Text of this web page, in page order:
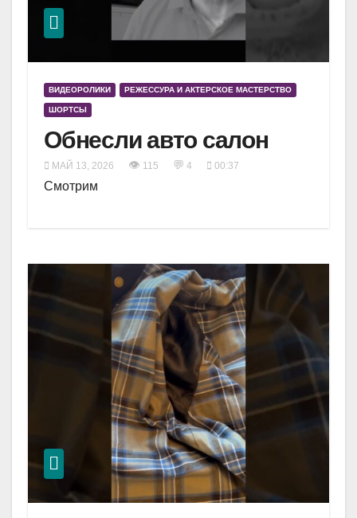
ВИДЕОРОЛИКИ РЕЖЕССУРА И АКТЕРСКОЕ МАСТЕРСТВО
ШОРТСЫ
Обнесли авто салон
МАЙ 13, 2026 👁 115 💬 4 00:37
Смотрим